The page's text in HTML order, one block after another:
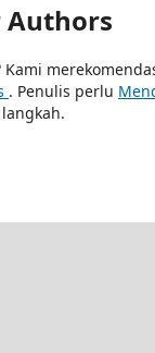
. Penulis perlu